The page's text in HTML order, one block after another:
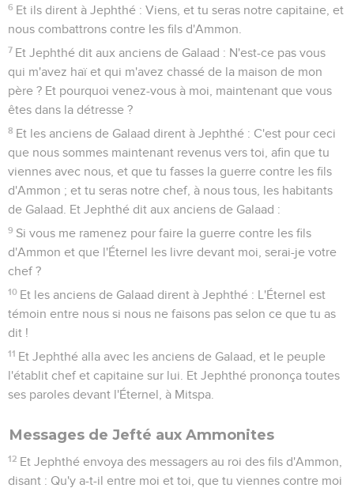
6 Et ils dirent à Jephthé : Viens, et tu seras notre capitaine, et
nous combattrons contre les fils d'Ammon.
7 Et Jephthé dit aux anciens de Galaad : N'est-ce pas vous
qui m'avez haï et qui m'avez chassé de la maison de mon
père ? Et pourquoi venez-vous à moi, maintenant que vous
êtes dans la détresse ?
8 Et les anciens de Galaad dirent à Jephthé : C'est pour ceci
que nous sommes maintenant revenus vers toi, afin que tu
viennes avec nous, et que tu fasses la guerre contre les fils
d'Ammon ; et tu seras notre chef, à nous tous, les habitants
de Galaad. Et Jephthé dit aux anciens de Galaad :
9 Si vous me ramenez pour faire la guerre contre les fils
d'Ammon et que l'Éternel les livre devant moi, serai-je votre
chef ?
10 Et les anciens de Galaad dirent à Jephthé : L'Éternel est
témoin entre nous si nous ne faisons pas selon ce que tu as
dit !
11 Et Jephthé alla avec les anciens de Galaad, et le peuple
l'établit chef et capitaine sur lui. Et Jephthé prononça toutes
ses paroles devant l'Éternel, à Mitspa.
Messages de Jefté aux Ammonites
12 Et Jephthé envoya des messagers au roi des fils d'Ammon,
disant : Qu'y a-t-il entre moi et toi, que tu viennes contre moi